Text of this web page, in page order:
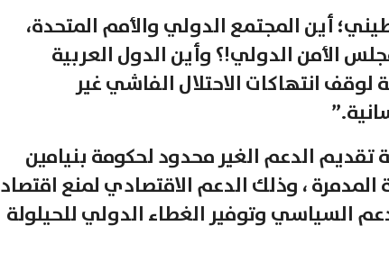
أين المجتمع الدولي والأمم المتحدة،
الأمن الدولي!؟ وأين الدول العربية
لوقف انتهاكات الاحتلال الفاشي غير
تقديم الدعم الغير محدود لحكومة بنيامين
المدمرة ، وذلك الدعم الاقتصادي لمنع اقتصاد
السياسي وتوفير الغطاء الدولي للحيلولة